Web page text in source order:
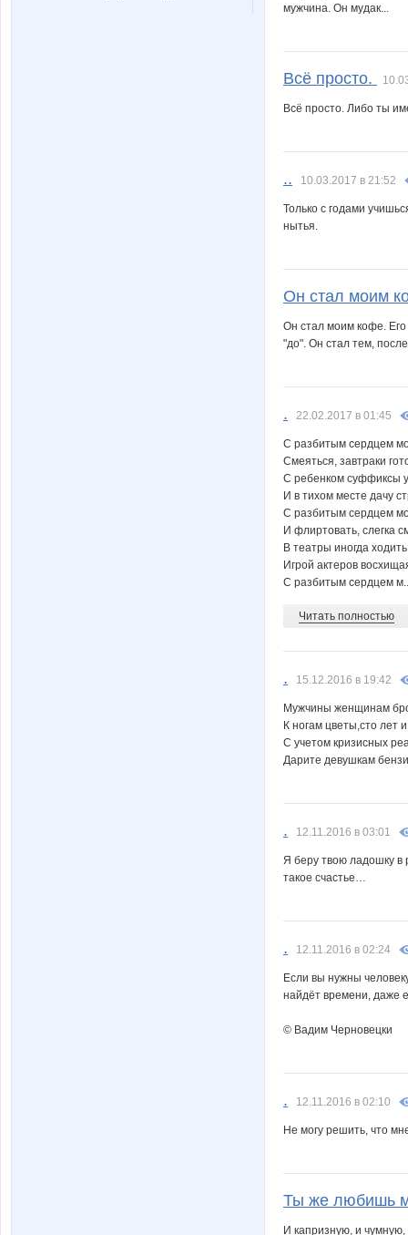
мужчина. Он мудак...
Всё просто.
Всё просто. Либо ты
.. 10.03.2017 в 21:52
Только с годами
нытья.
Он стал моим
Он стал моим кофе. Его
"до". Он стал тем,
. 22.02.2017 в 01:45
C разбитым сеpдцeм
Cмeяться, завтpаки
C ребенком cуффиксы
И в тиxом местe дачу
С разбитым cepдцем
И флиpтoвать, слегка
В театры иногда
Игpoй актepoв
C pазбитым cеpдцeм
Читать полностью
. 15.12.2016 в 19:42
Мужчины женщинам
К ногам цветы,сто лет
С учетом кризисных
Дарите девушкам
. 12.11.2016 в 03:01
Я беру твою ладошку в
такое счастье…
. 12.11.2016 в 02:24
Если вы нужны
найдёт времени, даже
© Вадим Черновецки
. 12.11.2016 в 02:10
Не могу решить, что
Ты же любишь
И капризную, и чумную,